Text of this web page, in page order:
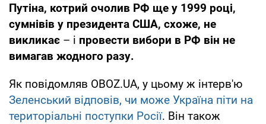
Путіна, котрий очолив РФ ще у 1999 році,
сумнівів у президента США, схоже, не
викликає – і провести вибори в РФ він не
вимагав жодного разу.
Як повідомляв OBOZ.UA, у цьому ж інтерв'ю
Зеленський відповів, чи може Україна піти на
територіальні поступки Росії. Він також